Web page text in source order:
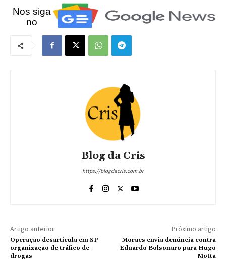
Nos siga
no
Blog da Cris
https://blogdacris.com.br
Artigo anterior
Operação desarticula em SP
organização de tráfico de
drogas
Próximo artigo
Moraes envia denúncia contra
Eduardo Bolsonaro para Hugo
Motta